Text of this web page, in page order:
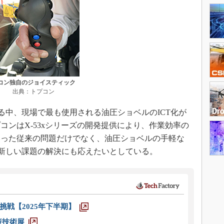
ン独自のジョイスティック
出典：トプコン
、現場で最も使用される油圧ショベルのICT化が
ンはX-53xシリーズの開発提供により、作業効率の
た従来の問題だけでなく、油圧ショベルの手軽な
い課題の解決にも応えたいとしている。
戦【2025年下半期】
技術展